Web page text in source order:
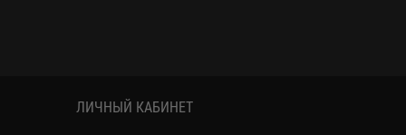
ЛИЧНЫЙ КАБИНЕТ